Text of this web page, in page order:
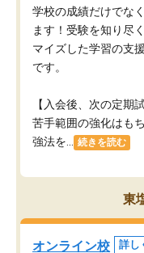
学校の成績だけでな
ます！受験を知り尽
マイズした学習の支
です。
【入会後、次の定期
苦手範囲の強化はも
強法を...
続きを読む
東
オンライン校 詳し